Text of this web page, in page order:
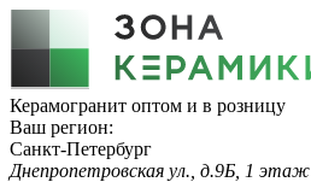
Керамогранит оптом и в розницу
Ваш регион:
Санкт-Петербург
Днепропетровская ул., д.9Б, 1 этаж